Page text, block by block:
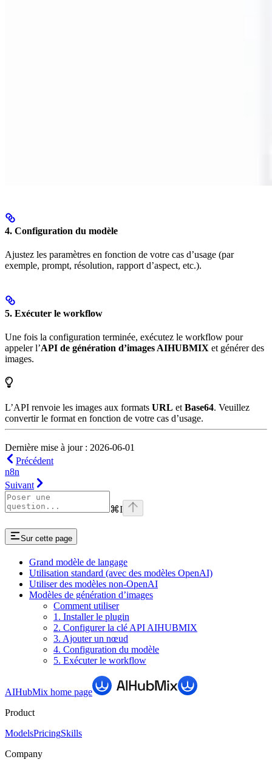
4. Configuration du modèle
Ajustez les paramètres en fonction de votre cas d’usage (par
exemple, prompt, résolution, rapport d’aspect, etc.).
5. Exécuter le workflow
Une fois la configuration terminée, exécutez le workflow pour
appeler l’API de génération d’images AIHUBMIX et générer des
images.
L’API renvoie les images aux formats URL etBase64. Veuillez
convertir le format en fonction de votre cas d’usage.
Dernière mise à jour : 2026-06-01
Précédent
n8n
Suivant
⌘I
Sur cette page
Grand modèle de langage
Utilisation standard (avec des modèles OpenAI)
Utiliser des modèles non-OpenAI
Modèles de génération d’images
Comment utiliser
1. Installer le plugin
2. Configurer la clé API AIHUBMIX
3. Ajouter un nœud
4. Configuration du modèle
5. Exécuter le workflow
AIHubMix home page
Product
ModelsPricingSkills
Company